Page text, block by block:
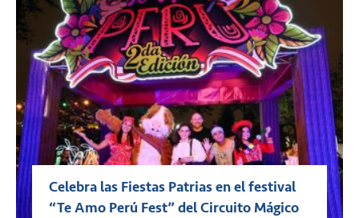
Celebra las Fiestas Patrias en el festival
“Te Amo Perú Fest” del Circuito Mágico